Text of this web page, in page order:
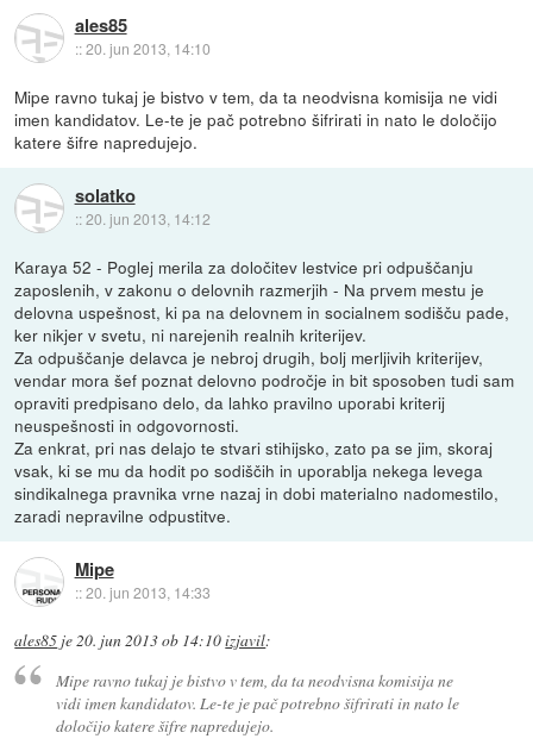
ales85
::20. jun 2013, 14:10
Mipe ravno tukaj je bistvo v tem, da ta neodvisna komisija ne vidi
imen kandidatov. Le-te je pač potrebno šifrirati in nato le določijo
katere šifre napredujejo.
solatko
::20. jun 2013, 14:12
Karaya 52 - Poglej merila za določitev lestvice pri odpuščanju
zaposlenih, v zakonu o delovnih razmerjih - Na prvem mestu je
delovna uspešnost, ki pa na delovnem in socialnem sodišču pade,
ker nikjer v svetu, ni narejenih realnih kriterijev.
Za odpuščanje delavca je nebroj drugih, bolj merljivih kriterijev,
vendar mora šef poznat delovno področje in bit sposoben tudi sam
opraviti predpisano delo, da lahko pravilno uporabi kriterij
neuspešnosti in odgovornosti.
Za enkrat, pri nas delajo te stvari stihijsko, zato pa se jim, skoraj
vsak, ki se mu da hodit po sodiščih in uporablja nekega levega
sindikalnega pravnika vrne nazaj in dobi materialno nadomestilo,
zaradi nepravilne odpustitve.
Mipe
::20. jun 2013, 14:33
ales85 je20. jun 2013 ob 14:10izjavil:
Mipe ravno tukaj je bistvo v tem, da ta neodvisna komisija ne
vidi imen kandidatov. Le-te je pač potrebno šifrirati in nato le
določijo katere šifre napredujejo.